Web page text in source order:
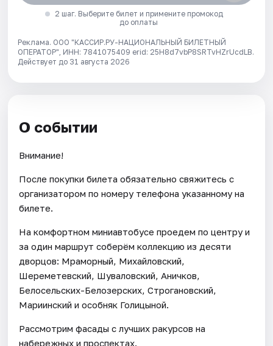
2 шаг. Выберите билет и примените промокод
до оплаты
Реклама. ООО "КАССИР.РУ-НАЦИОНАЛЬНЫЙ БИЛЕТНЫЙ
ОПЕРАТОР", ИНН: 7841075409 erid: 25H8d7vbP8SRTvHZrUcdLB.
Действует до 31 августа 2026
О событии
Внимание!
После покупки билета обязательно свяжитесь с
организатором по номеру телефона указанному на
билете.
На комфортном миниавтобусе проедем по центру и
за один маршрут соберём коллекцию из десяти
дворцов: Мраморный, Михайловский,
Шереметевский, Шуваловский, Аничков,
Белосельских-Белозерских, Строгановский,
Мариинский и особняк Голицыной.
Рассмотрим фасады с лучших ракурсов на
набережных и проспектах.